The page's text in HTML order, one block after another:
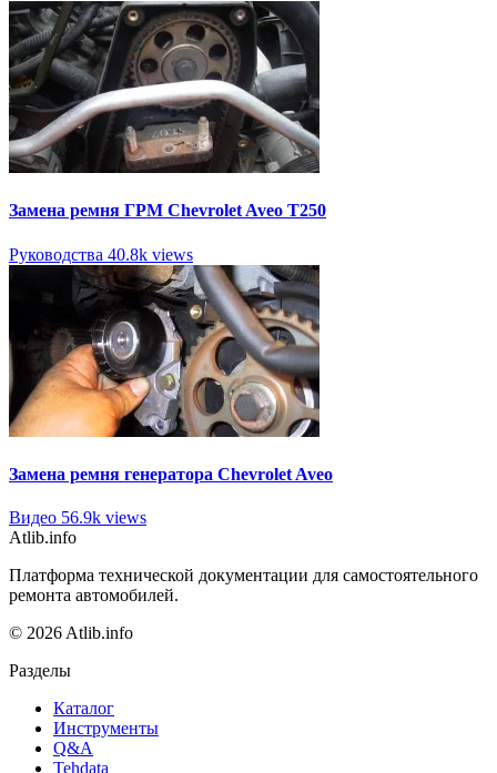
Замена ремня ГРМ Chevrolet Aveo T250
Руководства 40.8k views
Замена ремня генератора Chevrolet Aveo
Видео 56.9k views
Atlib.info
Платформа технической документации для самостоятельного
ремонта автомобилей.
© 2026 Atlib.info
Разделы
Каталог
Инструменты
Q&A
Tehdata